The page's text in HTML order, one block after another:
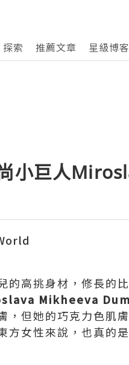
探索 推薦文章 星級博客
小巨人
的高挑身材，修長的
Mikheeva
，但她的巧克力色肌
方女性來說，也真的